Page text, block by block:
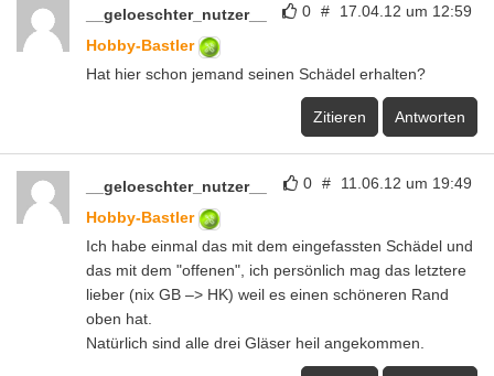
0 # 17.04.12 um 12:59
__geloeschter_nutzer__
Hobby-Bastler
Hat hier schon jemand seinen Schädel erhalten?
Zitieren Antworten
0 # 11.06.12 um 19:49
__geloeschter_nutzer__
Hobby-Bastler
Ich habe einmal das mit dem eingefassten Schädel und
das mit dem "offenen", ich persönlich mag das letztere
lieber (nix GB –> HK) weil es einen schöneren Rand
oben hat.
Natürlich sind alle drei Gläser heil angekommen.